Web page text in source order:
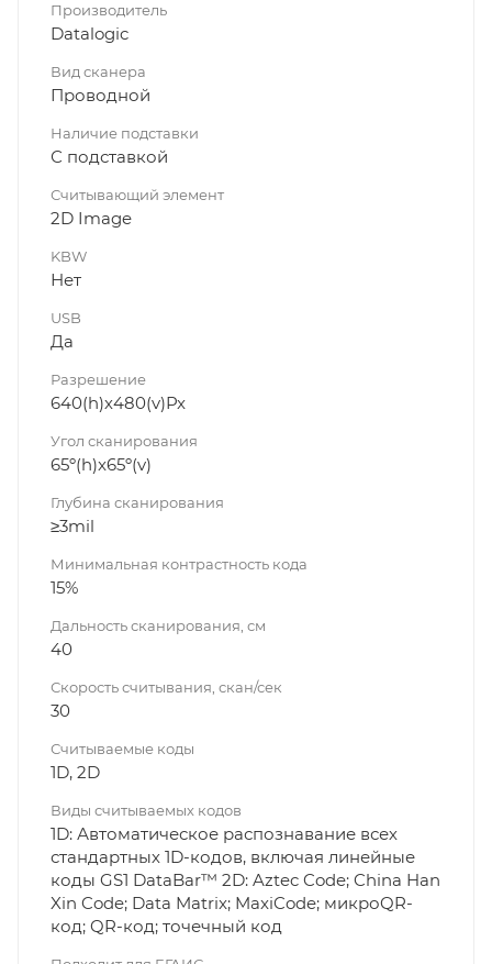
Производитель
Datalogic
Вид сканера
Проводной
Наличие подставки
С подставкой
Считывающий элемент
2D Image
KBW
Нет
USB
Да
Разрешение
640(h)х480(v)Px
Угол сканирования
65º(h)x65º(v)
Глубина сканирования
≥3mil
Минимальная контрастность кода
15%
Дальность сканирования, см
40
Скорость считывания, скан/сек
30
Считываемые коды
1D, 2D
Виды считываемых кодов
1D: Автоматическое распознавание всех
стандартных 1D-кодов, включая линейные
коды GS1 DataBar™ 2D: Aztec Code; China Han
Xin Code; Data Matrix; MaxiCode; микроQR-
код; QR-код; точечный код